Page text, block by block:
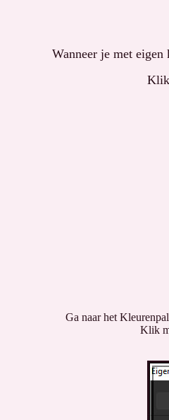
Wanneer je met
Klik
Ga naar het
Klik